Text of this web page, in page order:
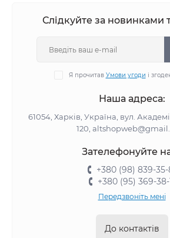
Слідкуйте за новинками
Я прочитав Умови угоди і
Наша адреса:
61054, Харків, Україна, вул.
120,
Зателефонуйте
+380 (98) 839-35-
+380 (95) 369-38-
Передзвоніть мені
До контактів